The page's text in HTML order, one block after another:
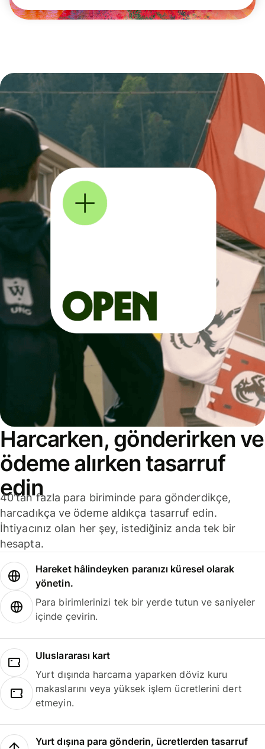
Harcarken, gönderirken ve
ödeme alırken tasarruf
edin
40'tan fazla para biriminde para gönderdikçe,
harcadıkça ve ödeme aldıkça tasarruf edin.
İhtiyacınız olan her şey, istediğiniz anda tek bir
hesapta.
Hareket hâlindeyken paranızı küresel olarak
yönetin.
Para birimlerinizi tek bir yerde tutun ve saniyeler
içinde çevirin.
Uluslararası kart
Yurt dışında harcama yaparken döviz kuru
makaslarını veya yüksek işlem ücretlerini dert
etmeyin.
Yurt dışına para gönderin, ücretlerden tasarruf